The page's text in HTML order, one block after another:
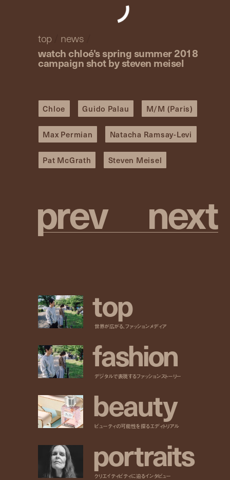
top/ news
watch chloé's spring summer 2018
campaign shot by steven meisel
Chloe Guido Palau M/M (Paris)
Max Permian Natacha Ramsay-Levi
Pat McGrath Steven Meisel
prev next
top
世界が広がる、ファッションメディア
fashion
デジタルで表現するファッションストーリー
beauty
ビューティの可能性を探るエディトリアル
portraits
クリエイティビティに迫るインタビュー